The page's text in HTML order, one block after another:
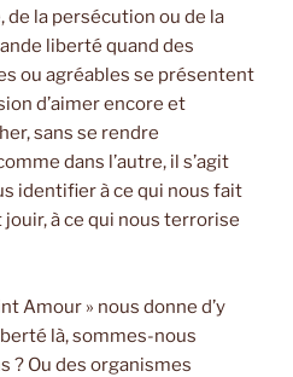
de la persécution ou de la
liberté quand des
ou agréables se présentent
d’aimer encore et
sans se rendre
dans l’autre, il s’agit
identifier à ce qui nous fait
à ce qui nous terrorise
Amour » nous donne d’y
là, sommes-nous
? Ou des organismes